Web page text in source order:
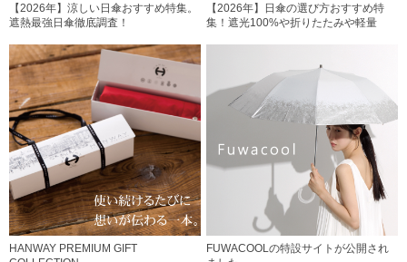
【2026年】涼しい日傘おすすめ特集。
遮熱最強日傘徹底調査！
【2026年】日傘の選び方おすすめ特
集！遮光100%や折りたたみや軽量
HANWAY PREMIUM GIFT
FUWACOOLの特設サイトが公開され